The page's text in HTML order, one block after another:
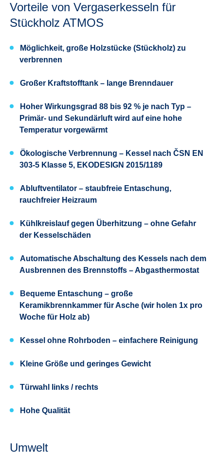
Vorteile von Vergaserkesseln für
Stückholz ATMOS
Möglichkeit, große Holzstücke (Stückholz) zu
verbrennen
Großer Kraftstofftank – lange Brenndauer
Hoher Wirkungsgrad 88 bis 92 % je nach Typ –
Primär- und Sekundärluft wird auf eine hohe
Temperatur vorgewärmt
Ökologische Verbrennung – Kessel nach ČSN EN
303-5 Klasse 5, EKODESIGN 2015/1189
Abluftventilator – staubfreie Entaschung,
rauchfreier Heizraum
Kühlkreislauf gegen Überhitzung – ohne Gefahr
der Kesselschäden
Automatische Abschaltung des Kessels nach dem
Ausbrennen des Brennstoffs – Abgasthermostat
Bequeme Entaschung – große
Keramikbrennkammer für Asche (wir holen 1x pro
Woche für Holz ab)
Kessel ohne Rohrboden – einfachere Reinigung
Kleine Größe und geringes Gewicht
Türwahl links / rechts
Hohe Qualität
Umwelt